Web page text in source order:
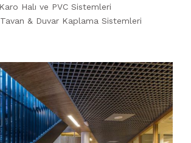
Karo Halı ve PVC Sistemleri
& Duvar Kaplama Sistemleri